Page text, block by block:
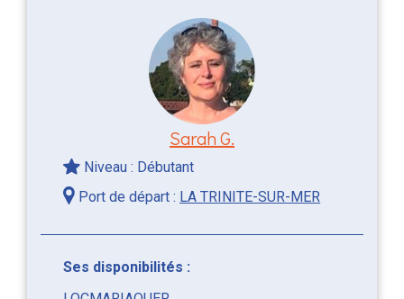
Sarah G.
Niveau : Débutant
Port de départ : LA TRINITE-SUR-MER
Ses disponibilités :